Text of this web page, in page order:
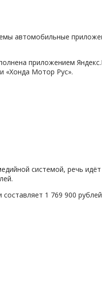
автомобильные
приложением
«Хонда Мотор Рус».
системой, речь идёт
1 769 900